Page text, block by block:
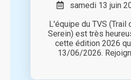
samedi 13 juin
L'équipe du TVS (Trail
Serein) est très
cette édition 2026 qui
13/06/2026.